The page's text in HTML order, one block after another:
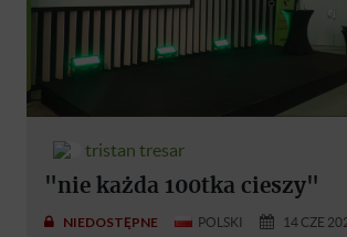
tristan tresar
"nie każda 100tka cieszy"
NIEDOSTĘPNE POLSKI 14 CZE